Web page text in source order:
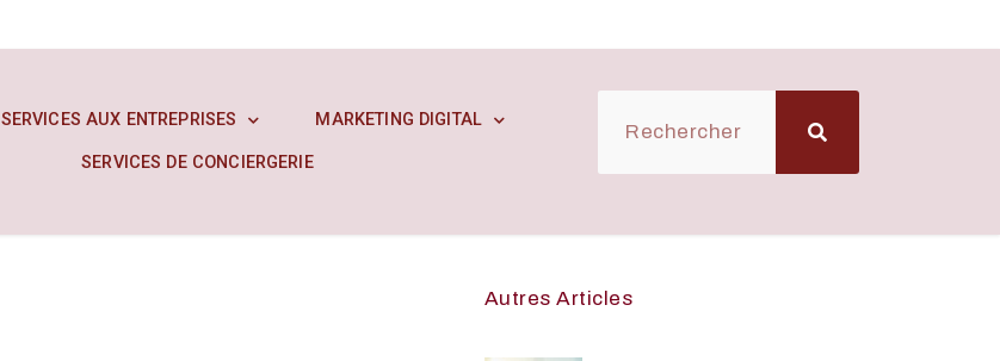
SERVICES AUX ENTREPRISES MARKETING DIGITAL
SERVICES DE CONCIERGERIE
Autres Articles